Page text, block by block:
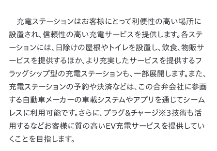
充電ステーションはお客様にとって利便性の高い場所に
設置され、信頼性の高い充電サービスを提供します。各ステ
ーションには、日除けの屋根やトイレを設置し、飲食、物販サ
ービスを提供するほか、より充実したサービスを提供するフ
ラッグシップ型の充電ステーションも、一部展開します。また、
充電ステーションの予約や決済などは、この合弁会社に参画
する自動車メーカーの車載システムやアプリを通じてシーム
レスに利用可能です。さらに、プラグ＆チャージ※3技術も活
用するなどお客様に質の高いEV充電サービスを提供してい
くことを目指します。